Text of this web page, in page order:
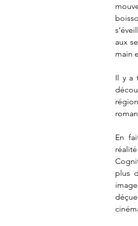
aux
main
Il y a
En
plus